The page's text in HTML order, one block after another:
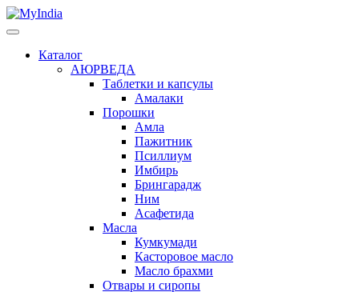
Каталог
АЮРВЕДА
Таблетки и капсулы
Амалаки
Порошки
Амла
Пажитник
Псиллиум
Имбирь
Брингарадж
Ним
Асафетида
Масла
Кумкумади
Касторовое масло
Масло брахми
Отвары и сиропы